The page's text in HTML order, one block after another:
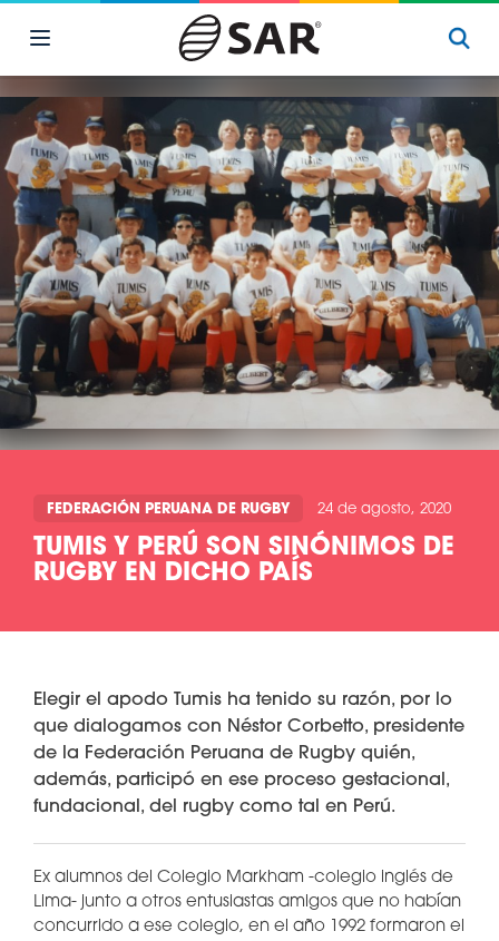
FEDERACIÓN PERUANA DE RUGBY 24 de agosto, 2020
TUMIS Y PERÚ SON SINÓNIMOS DE
RUGBY EN DICHO PAÍS
Elegir el apodo Tumis ha tenido su razón, por lo
que dialogamos con Néstor Corbetto, presidente
de la Federación Peruana de Rugby quién,
además, participó en ese proceso gestacional,
fundacional, del rugby como tal en Perú.
Ex alumnos del Colegio Markham -colegio inglés de
Lima- junto a otros entusiastas amigos que no habían
concurrido a ese colegio, en el año 1992 formaron el